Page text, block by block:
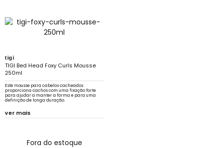
tigi
TIGI Bed Head Foxy Curls Mousse
250ml
Este mousse para cabelos cacheados
proporciona cachos com uma fixação forte
para ajudar a manter a forma e para uma
definição de longa duração.
ver mais
Fora do estoque